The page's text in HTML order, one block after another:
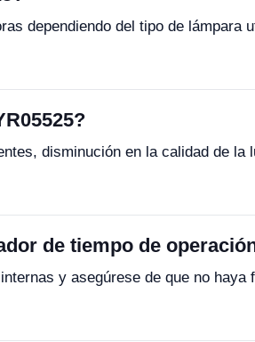
dependiendo del tipo de lámpara
disminución en la calidad de la
de tiempo de
y asegúrese de que no haya